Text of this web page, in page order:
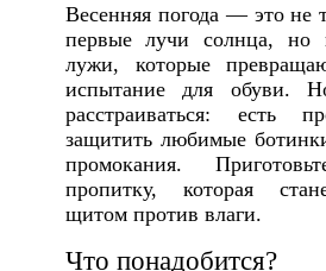
Весенняя погода — это не
первые лучи солнца, но
лужи, которые
испытание для обуви.
расстраиваться: есть
защитить любимые
промокания.
пропитку, которая
щитом против влаги.
Что понадобится?